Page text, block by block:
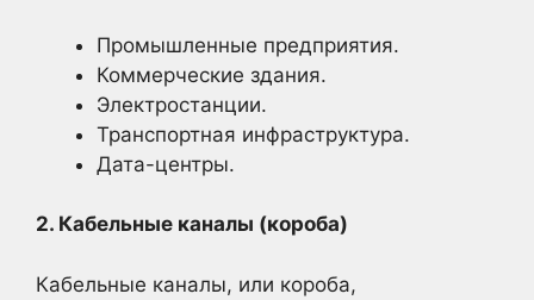
Промышленные предприятия.
Коммерческие здания.
Электростанции.
Транспортная инфраструктура.
Дата-центры.
2. Кабельные каналы (короба)
Кабельные каналы, или короба,